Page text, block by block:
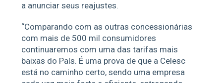
a anunciar seus reajustes.
“Comparando com as outras concessionárias
com mais de 500 mil consumidores
continuaremos com uma das tarifas mais
baixas do País. É uma prova de que a Celesc
está no caminho certo, sendo uma empresa